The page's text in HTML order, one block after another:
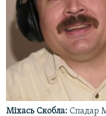
Міхась Скобла: Спадар